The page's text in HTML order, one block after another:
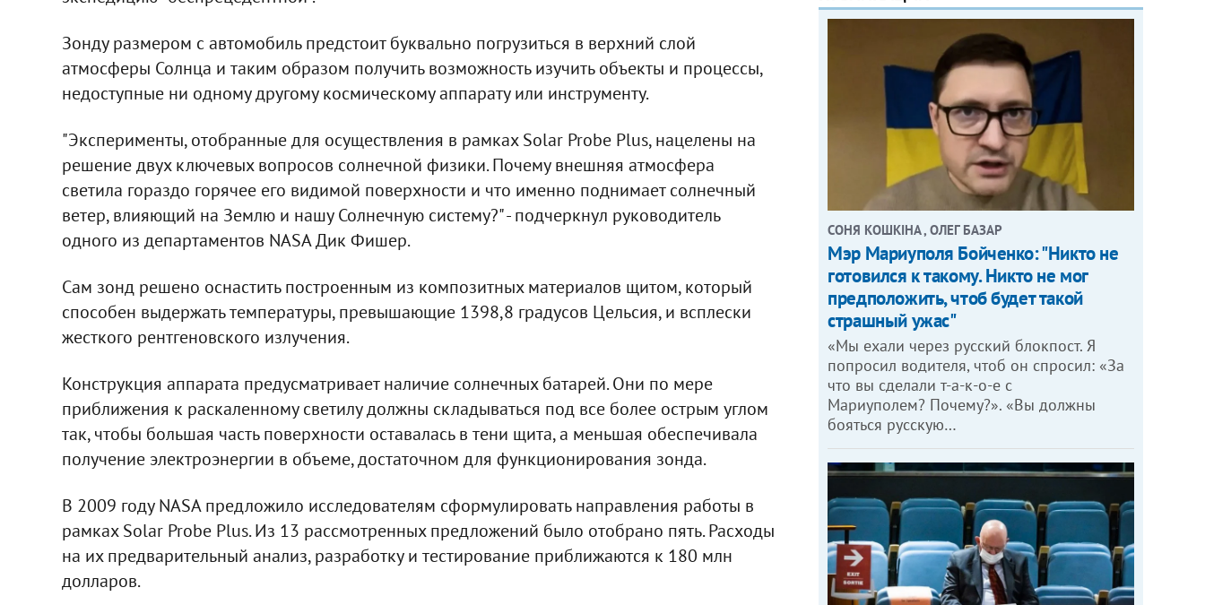
Зонду размером с автомобиль предстоит буквально погрузиться в верхний слой
атмосферы Солнца и таким образом получить возможность изучить объекты и процессы,
недоступные ни одному другому космическому аппарату или инструменту.
"Эксперименты, отобранные для осуществления в рамках Solar Probe Plus, нацелены на
решение двух ключевых вопросов солнечной физики. Почему внешняя атмосфера
светила гораздо горячее его видимой поверхности и что именно поднимает солнечный
ветер, влияющий на Землю и нашу Солнечную систему?" - подчеркнул руководитель
одного из департаментов NASA Дик Фишер.
Сам зонд решено оснастить построенным из композитных материалов щитом, который
способен выдержать температуры, превышающие 1398,8 градусов Цельсия, и всплески
жесткого рентгеновского излучения.
Конструкция аппарата предусматривает наличие солнечных батарей. Они по мере
приближения к раскаленному светилу должны складываться под все более острым углом
так, чтобы большая часть поверхности оставалась в тени щита, а меньшая обеспечивала
получение электроэнергии в объеме, достаточном для функционирования зонда.
В 2009 году NASA предложило исследователям сформулировать направления работы в
рамках Solar Probe Plus. Из 13 рассмотренных предложений было отобрано пять. Расходы
на их предварительный анализ, разработку и тестирование приближаются к 180 млн
долларов.
СОНЯ КОШКІНА , ОЛЕГ БАЗАР
Мэр Мариуполя Бойченко: "Никто не
готовился к такому. Никто не мог
предположить, чтоб будет такой
страшный ужас"
«Мы ехали через русский блокпост. Я
попросил водителя, чтоб он спросил: «За
что вы сделали т-а-к-о-е с
Мариуполем? Почему?». «Вы должны
бояться русскую…